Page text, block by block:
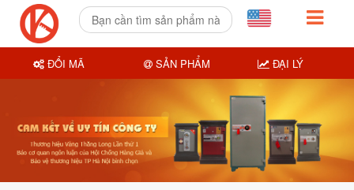
ĐỔI MÃ SẢN PHẨM ĐẠI LÝ